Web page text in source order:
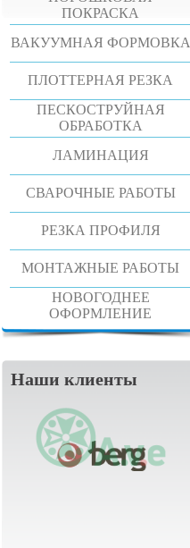
ПОКРАСКА
ВАКУУМНАЯ ФОРМОВКА
ПЛОТТЕРНАЯ РЕЗКА
ПЕСКОСТРУЙНАЯ
ОБРАБОТКА
ЛАМИНАЦИЯ
СВАРОЧНЫЕ РАБОТЫ
РЕЗКА ПРОФИЛЯ
МОНТАЖНЫЕ РАБОТЫ
НОВОГОДНЕЕ
ОФОРМЛЕНИЕ
Наши клиенты